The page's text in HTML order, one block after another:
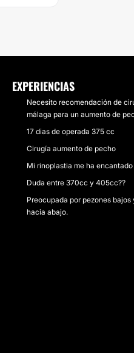
EXPERIENCIAS
Necesito recomendación de
málaga para un aumento de
17 dias de operada 375 cc
Cirugía aumento de pecho
Mi rinoplastia me ha encantado
Duda entre 370cc y 405cc??
Preocupada por pezones bajos
hacia abajo.